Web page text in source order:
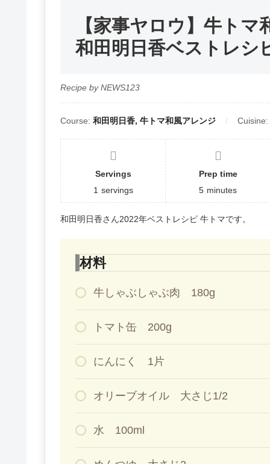
【家事ヤロウ】牛ト
和田明日香ベストレシ
Recipe by NEWS123
Course: 和田明日香, 牛トマ和風アレンジ Cuisine:
Servings
1 servings
Prep time
5 minutes
和田明日香さん2022年ベストレシピ 牛トマです。
材料
牛しゃぶしゃぶ肉 180g
トマト缶 200g
にんにく 1片
オリーブオイル 大さじ1/2
水 100ml